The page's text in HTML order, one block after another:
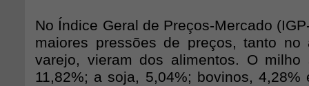
No Índice Geral de Preços-Mercado
maiores pressões de preços, tanto no
varejo, vieram dos alimentos. O milho
11,82%; a soja, 5,04%; bovinos,